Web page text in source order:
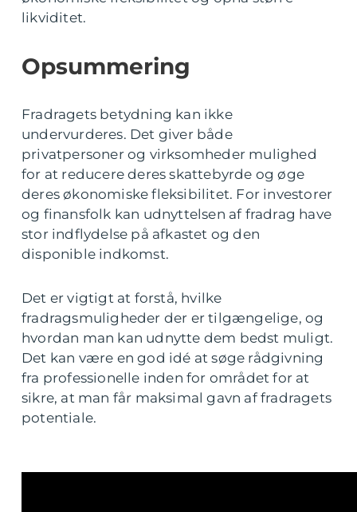
likviditet.
Opsummering
Fradragets betydning kan ikke
undervurderes. Det giver både
privatpersoner og virksomheder mulighed
for at reducere deres skattebyrde og øge
deres økonomiske fleksibilitet. For investorer
og finansfolk kan udnyttelsen af fradrag have
stor indflydelse på afkastet og den
disponible indkomst.
Det er vigtigt at forstå, hvilke
fradragsmuligheder der er tilgængelige, og
hvordan man kan udnytte dem bedst muligt.
Det kan være en god idé at søge rådgivning
fra professionelle inden for området for at
sikre, at man får maksimal gavn af fradragets
potentiale.